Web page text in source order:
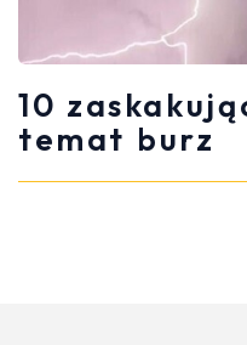
10
temat burz